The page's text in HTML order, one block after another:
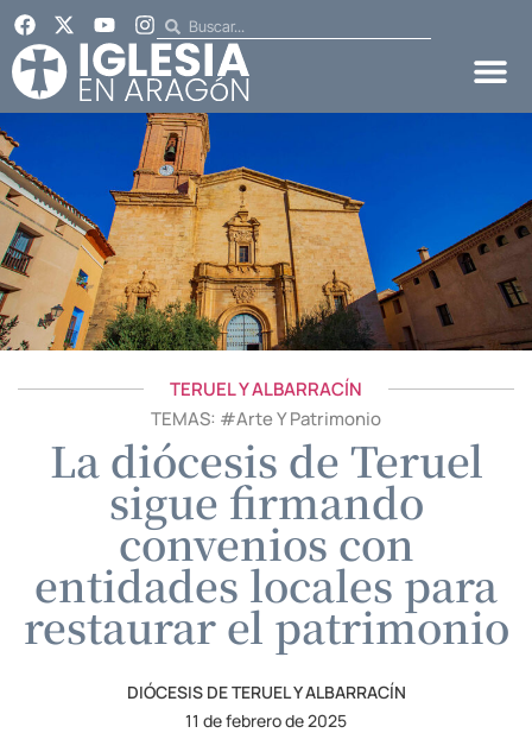
TERUEL Y ALBARRACÍN
TEMAS: #Arte Y Patrimonio
La diócesis de Teruel
sigue firmando
convenios con
entidades locales para
restaurar el patrimonio
DIÓCESIS DE TERUEL Y ALBARRACÍN
11 de febrero de 2025